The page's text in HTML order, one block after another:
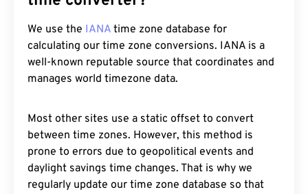
We use the IANA time zone database for
calculating our time zone conversions. IANA is a
well-known reputable source that coordinates and
manages world timezone data.
Most other sites use a static offset to convert
between time zones. However, this method is
prone to errors due to geopolitical events and
daylight savings time changes. That is why we
regularly update our time zone database so that